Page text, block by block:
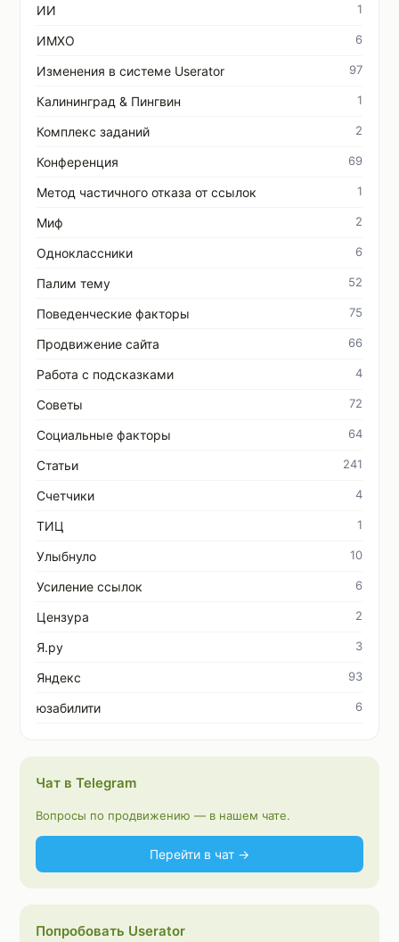
ИИ 1
ИМХО 6
Изменения в системе Userator 97
Калининград & Пингвин 1
Комплекс заданий 2
Конференция 69
Метод частичного отказа от ссылок 1
Миф 2
Одноклассники 6
Палим тему 52
Поведенческие факторы 75
Продвижение сайта 66
Работа с подсказками 4
Советы 72
Социальные факторы 64
Статьи 241
Счетчики 4
ТИЦ 1
Улыбнуло 10
Усиление ссылок 6
Цензура 2
Я.ру 3
Яндекс 93
юзабилити 6
Чат в Telegram
Вопросы по продвижению — в нашем чате.
Перейти в чат →
Попробовать Userator